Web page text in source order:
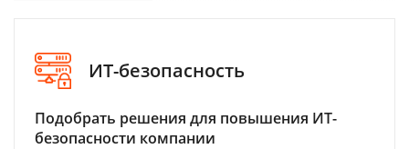
ИТ-безопасность
Подобрать решения для повышения ИТ-
безопасности компании